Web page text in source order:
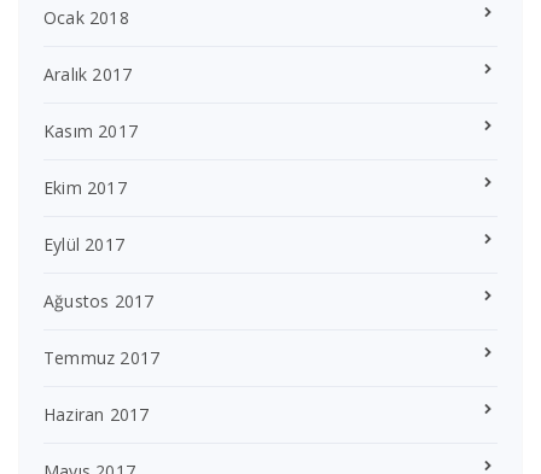
Ocak 2018
Aralık 2017
Kasım 2017
Ekim 2017
Eylül 2017
Ağustos 2017
Temmuz 2017
Haziran 2017